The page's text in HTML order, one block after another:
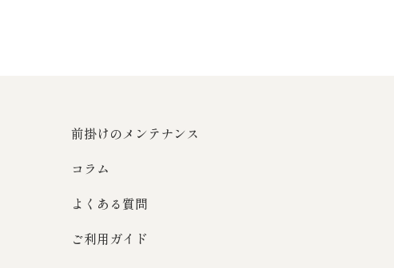
前掛けのメンテナンス
コラム
よくある質問
ご利用ガイド